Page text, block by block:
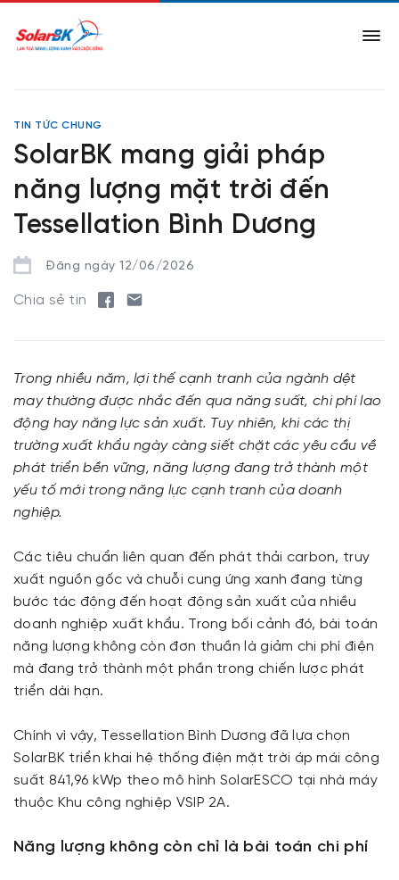
TIN TỨC CHUNG
SolarBK mang giải pháp
năng lượng mặt trời đến
Tessellation Bình Dương
Đăng ngày 12/06/2026
Chia sẻ tin
Trong nhiều năm, lợi thế cạnh tranh của ngành dệt
may thường được nhắc đến qua năng suất, chi phí lao
động hay năng lực sản xuất. Tuy nhiên, khi các thị
trường xuất khẩu ngày càng siết chặt các yêu cầu về
phát triển bền vững, năng lượng đang trở thành một
yếu tố mới trong năng lực cạnh tranh của doanh
nghiệp.
Các tiêu chuẩn liên quan đến phát thải carbon, truy
xuất nguồn gốc và chuỗi cung ứng xanh đang từng
bước tác động đến hoạt động sản xuất của nhiều
doanh nghiệp xuất khẩu. Trong bối cảnh đó, bài toán
năng lượng không còn đơn thuần là giảm chi phí điện
mà đang trở thành một phần trong chiến lược phát
triển dài hạn.
Chính vì vậy, Tessellation Bình Dương đã lựa chọn
SolarBK triển khai hệ thống điện mặt trời áp mái công
suất 841,96 kWp theo mô hình SolarESCO tại nhà máy
thuộc Khu công nghiệp VSIP 2A.
Năng lượng không còn chỉ là bài toán chi phí